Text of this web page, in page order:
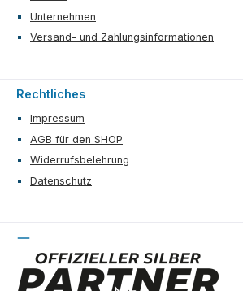
Unternehmen
Versand- und Zahlungsinformationen
Rechtliches
Impressum
AGB für den SHOP
Widerrufsbelehrung
Datenschutz